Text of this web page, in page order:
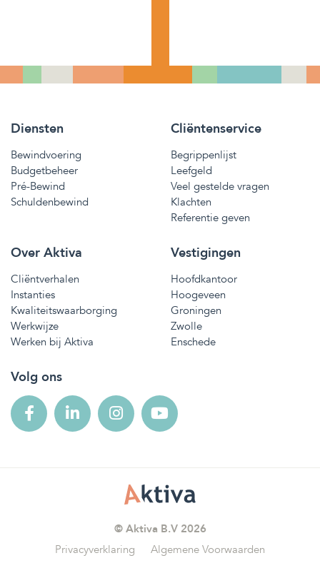
Diensten
Bewindvoering
Budgetbeheer
Pré-Bewind
Schuldenbewind
Cliëntenservice
Begrippenlijst
Leefgeld
Veel gestelde vragen
Klachten
Referentie geven
Over Aktiva
Cliëntverhalen
Instanties
Kwaliteitswaarborging
Werkwijze
Werken bij Aktiva
Vestigingen
Hoofdkantoor
Hoogeveen
Groningen
Zwolle
Enschede
Volg ons
© Aktiva B.V 2026
Privacyverklaring
Algemene Voorwaarden